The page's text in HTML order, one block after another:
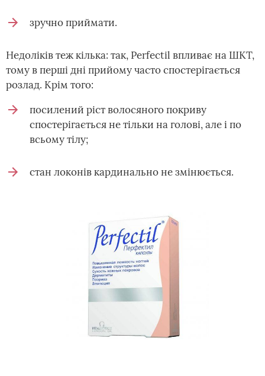
зручно приймати.
Недоліків теж кілька: так, Perfectil впливає на ШКТ,
тому в перші дні прийому часто спостерігається
розлад. Крім того:
посилений ріст волосяного покриву
спостерігається не тільки на голові, але і по
всьому тілу;
стан локонів кардинально не змінюється.